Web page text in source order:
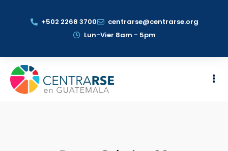
+502 2268 3700
centrarse@centrarse.org
Lun-Vier 8am - 5pm